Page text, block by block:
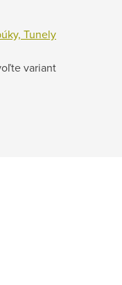
Tunely
variant